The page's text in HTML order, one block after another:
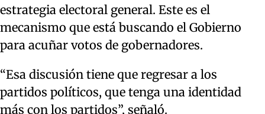
estrategia electoral general. Este es el
mecanismo que está buscando el Gobierno
para acuñar votos de gobernadores.
“Esa discusión tiene que regresar a los
partidos políticos, que tenga una identidad
más con los partidos”, señaló.